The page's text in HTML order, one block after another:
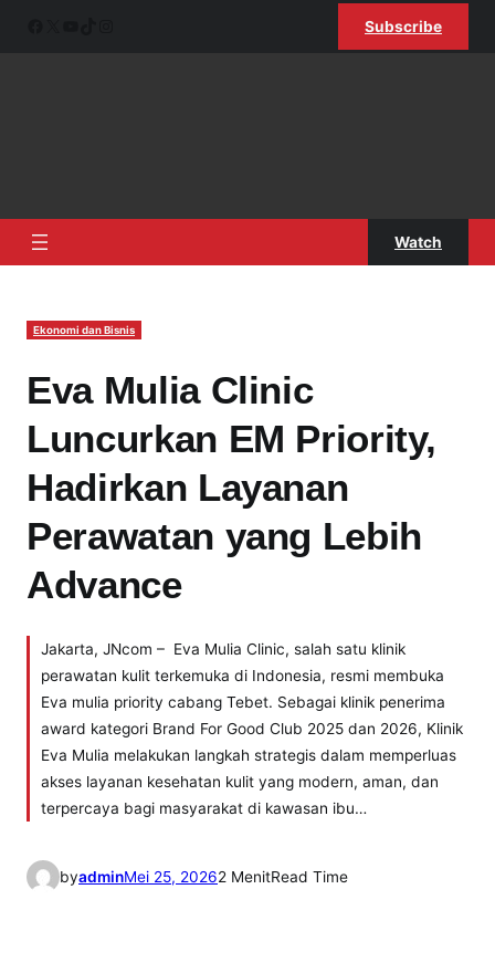
Subscribe
Watch
Ekonomi dan Bisnis
Eva Mulia Clinic
Luncurkan EM Priority,
Hadirkan Layanan
Perawatan yang Lebih
Advance
Jakarta, JNcom – Eva Mulia Clinic, salah satu klinik
perawatan kulit terkemuka di Indonesia, resmi membuka
Eva mulia priority cabang Tebet. Sebagai klinik penerima
award kategori Brand For Good Club 2025 dan 2026, Klinik
Eva Mulia melakukan langkah strategis dalam memperluas
akses layanan kesehatan kulit yang modern, aman, dan
terpercaya bagi masyarakat di kawasan ibu…
byadminMei 25, 20262 MenitRead Time